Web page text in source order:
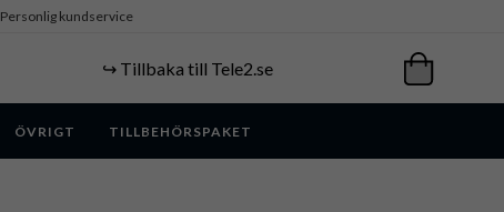
Personlig kundservice
↪️ Tillbaka till Tele2.se
ÖVRIGT TILLBEHÖRSPAKET